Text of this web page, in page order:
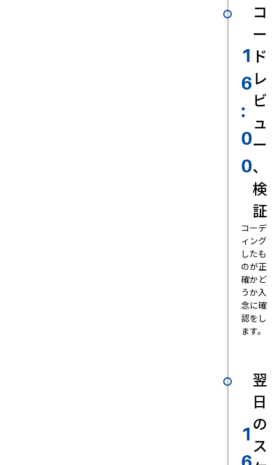
1
6
:
0
0
コ
ー
ド
レ
ビ
ュ
ー
、
検
証
コーデ
ィング
したも
のが正
確かど
うか入
念に確
認をし
ます。
1
翌
日
の
ス